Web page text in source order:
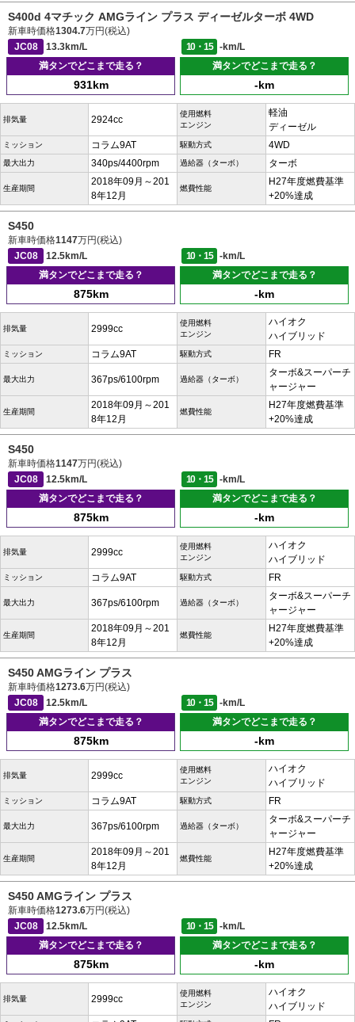
S400d 4マチック AMGライン プラス ディーゼルターボ 4WD
新車時価格1304.7万円(税込)
JC08
13.3km/L 10・15
-km/L
満タンでどこまで走る？
931km
満タンでどこまで走る？
-km
排気量 2924cc
使用燃料
エンジン
軽油
ディーゼル
ミッション コラム9AT 駆動方式 4WD
最大出力 340ps/4400rpm 過給器（ターボ） ターボ
生産期間
2018年09月～201
8年12月
燃費性能
H27年度燃費基準
+20%達成
S450
新車時価格1147万円(税込)
JC08
12.5km/L 10・15
-km/L
満タンでどこまで走る？
875km
満タンでどこまで走る？
-km
排気量 2999cc
使用燃料
エンジン
ハイオク
ハイブリッド
ミッション コラム9AT 駆動方式 FR
最大出力 367ps/6100rpm 過給器（ターボ）
ターボ&スーパーチ
ャージャー
生産期間
2018年09月～201
8年12月
燃費性能
H27年度燃費基準
+20%達成
S450
新車時価格1147万円(税込)
JC08
12.5km/L 10・15
-km/L
満タンでどこまで走る？
875km
満タンでどこまで走る？
-km
排気量 2999cc
使用燃料
エンジン
ハイオク
ハイブリッド
ミッション コラム9AT 駆動方式 FR
最大出力 367ps/6100rpm 過給器（ターボ）
ターボ&スーパーチ
ャージャー
生産期間
2018年09月～201
8年12月
燃費性能
H27年度燃費基準
+20%達成
S450 AMGライン プラス
新車時価格1273.6万円(税込)
JC08
12.5km/L 10・15
-km/L
満タンでどこまで走る？
875km
満タンでどこまで走る？
-km
排気量 2999cc
使用燃料
エンジン
ハイオク
ハイブリッド
ミッション コラム9AT 駆動方式 FR
最大出力 367ps/6100rpm 過給器（ターボ）
ターボ&スーパーチ
ャージャー
生産期間
2018年09月～201
8年12月
燃費性能
H27年度燃費基準
+20%達成
S450 AMGライン プラス
新車時価格1273.6万円(税込)
JC08
12.5km/L 10・15
-km/L
満タンでどこまで走る？
875km
満タンでどこまで走る？
-km
排気量 2999cc
使用燃料
エンジン
ハイオク
ハイブリッド